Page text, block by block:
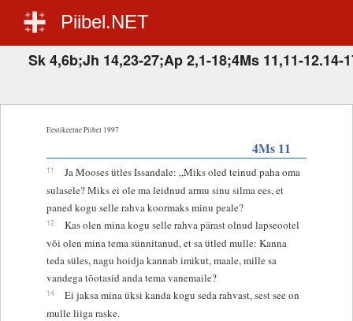
Piibel.NET
Sk 4,6b;Jh 14,23-27;Ap 2,1-18;4Ms 11,11-12.14-
Eestikeelne Piibel 1997
4Ms 11
11
Ja Mooses ütles Issandale: „Miks oled teinud paha oma
sulasele? Miks ei ole ma leidnud armu sinu silma ees, et
paned kogu selle rahva koormaks minu peale?
12
Kas olen mina kogu selle rahva pärast olnud lapseootel
või olen mina tema sünnitanud, et sa ütled mulle: Kanna
teda süles, nagu hoidja kannab imikut, maale, mille sa
vandega tõotasid anda tema vanemaile?
14
Ei jaksa mina üksi kanda kogu seda rahvast, sest see on
mulle liiga raske.